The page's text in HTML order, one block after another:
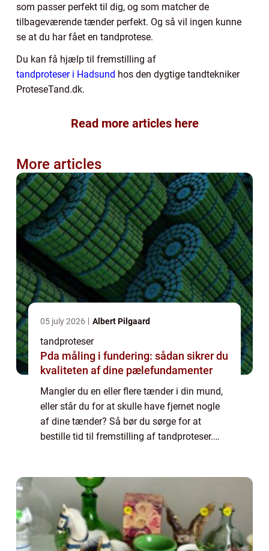
som passer perfekt til dig, og som matcher de
tilbageværende tænder perfekt. Og så vil ingen kunne
se at du har fået en tandprotese.
Du kan få hjælp til fremstilling af
tandproteser i Hadsund hos den dygtige tandtekniker
ProteseTand.dk.
Read more articles here
More articles
05 july 2026 Albert Pilgaard
tandproteser
Pda måling i fundering: sådan sikrer du
kvaliteten af dine pælefundamenter
Mangler du en eller flere tænder i din mund,
eller står du for at skulle have fjernet nogle
af dine tænder? Så bør du sørge for at
bestille tid til fremstilling af tandproteser.